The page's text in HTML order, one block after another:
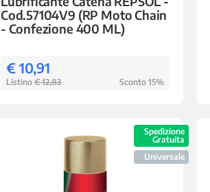
Cod.57104V9 (RP Moto Chain
- Confezione 400 ML)
€ 10,91
Listino € 12,83 Sconto 15%
Spedizione
Gratuita
Universale